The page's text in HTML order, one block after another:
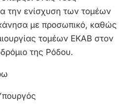
την ενίσχυση των τομέων
με προσωπικό, καθώς
τομέων ΕΚΑΒ στον
της Ρόδου.